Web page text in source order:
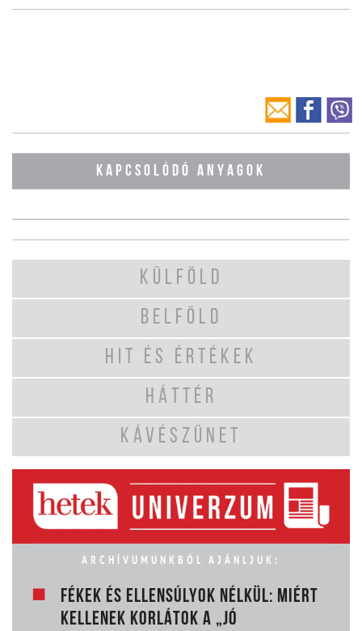
KAPCSOLÓDÓ ANYAGOK
KÜLFÖLD
BELFÖLD
HIT ÉS ÉRTÉKEK
HÁTTÉR
KÁVÉSZÜNET
ARCHÍVUMUNKBÓL AJÁNLJUK:
FÉKEK ÉS ELLENSÚLYOK NÉLKÜL: MIÉRT
KELLENEK KORLÁTOK A „JÓ